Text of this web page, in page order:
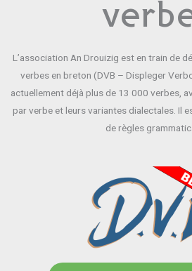
L’association An Drouizig est en train de
verbes en breton (DVB – Displeger
actuellement déjà plus de 13 000 verbes,
par verbe et leurs variantes dialectales. Il
de règles